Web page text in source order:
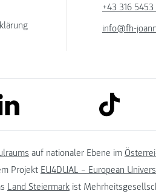
+43 316
info@fh-
link to linkedin link to
auf nationaler Ebene im
Projekt EU4DUAL – European
Land Steiermark ist